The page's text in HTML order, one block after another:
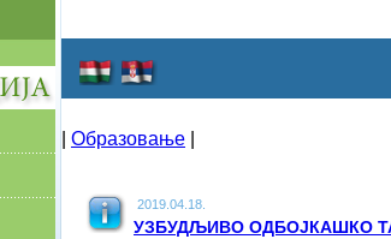
Образовање
2019.04.18.
УЗБУДЉИВО ОДБОЈКАШКО